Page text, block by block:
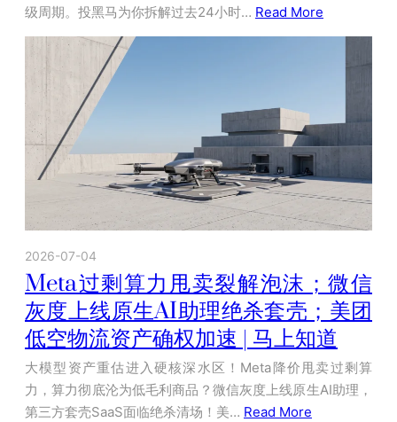
级周期。投黑马为你拆解过去24小时… Read More
2026-07-04
Meta过剩算力甩卖裂解泡沫；微信
灰度上线原生AI助理绝杀套壳；美团
低空物流资产确权加速 | 马上知道
大模型资产重估进入硬核深水区！Meta降价甩卖过剩算
力，算力彻底沦为低毛利商品？微信灰度上线原生AI助理，
第三方套壳SaaS面临绝杀清场！美… Read More